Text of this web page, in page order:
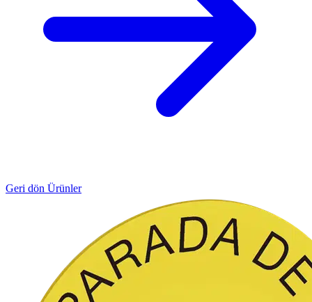
Geri dön Ürünler